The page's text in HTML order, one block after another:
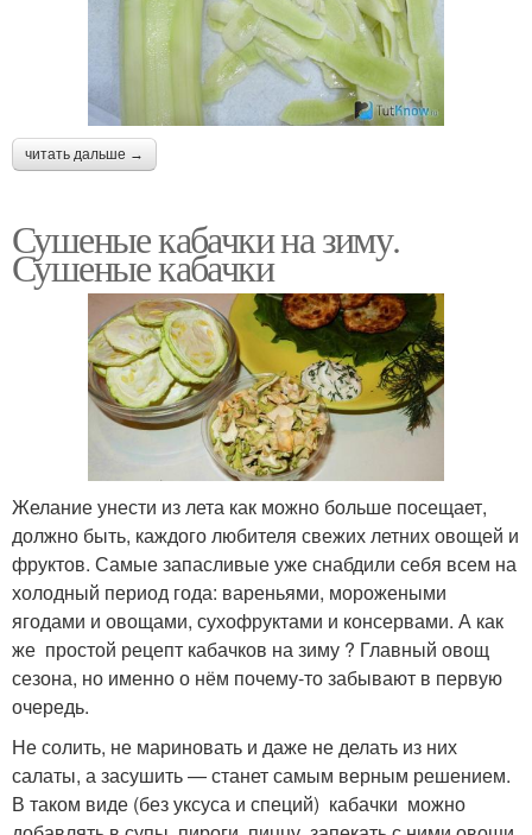
читать дальше →
Сушеные кабачки на зиму.
Сушеные кабачки
Желание унести из лета как можно больше посещает,
должно быть, каждого любителя свежих летних овощей и
фруктов. Самые запасливые уже снабдили себя всем на
холодный период года: вареньями, морожеными
ягодами и овощами, сухофруктами и консервами. А как
же простой рецепт кабачков на зиму ? Главный овощ
сезона, но именно о нём почему-то забывают в первую
очередь.
Не солить, не мариновать и даже не делать из них
салаты, а засушить — станет самым верным решением.
В таком виде (без уксуса и специй) кабачки можно